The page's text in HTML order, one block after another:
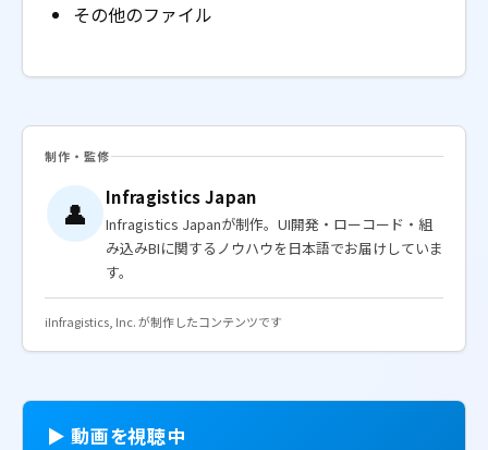
その他のファイル
制作・監修
👤 Infragistics Japan
Infragistics Japanが制作。UI開発・ローコード・組
み込みBIに関するノウハウを日本語でお届けしていま
す。
ℹ️Infragistics, Inc. が制作したコンテンツです
▶ 動画を視聴中